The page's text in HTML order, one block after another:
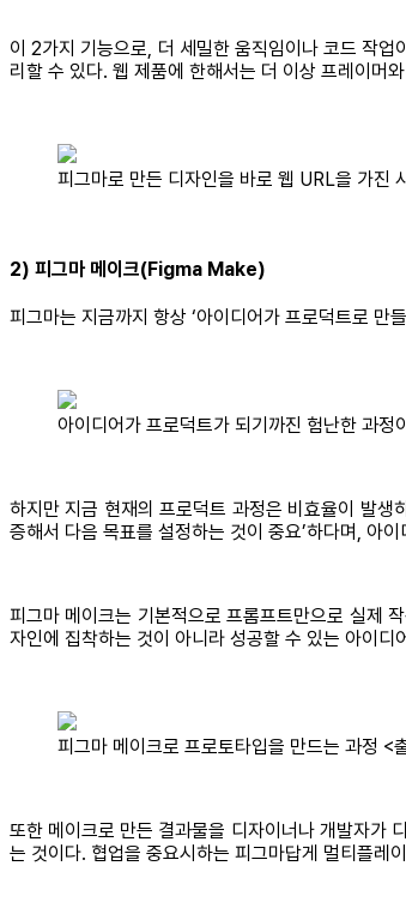
이 2가지 기능으로, 더 세밀한 움직임이나 코드 작
리할 수 있다. 웹 제품에 한해서는 더 이상 프레이머
피그마로 만든 디자인을 바로 웹 URL을 가진
2) 피그마 메이크(Figma Make)
피그마는 지금까지 항상 ‘아이디어가 프로덕트로 만
아이디어가 프로덕트가 되기까진 험난한 과
하지만 지금 현재의 프로덕트 과정은 비효율이 발생
증해서 다음 목표를 설정하는 것이 중요’하다며, 아
피그마 메이크는 기본적으로 프롬프트만으로 실제
자인에 집착하는 것이 아니라 성공할 수 있는 아이
피그마 메이크로 프로토타입을 만드는 과정 <
또한 메이크로 만든 결과물을 디자이너나 개발자가
는 것이다. 협업을 중요시하는 피그마답게 멀티플레